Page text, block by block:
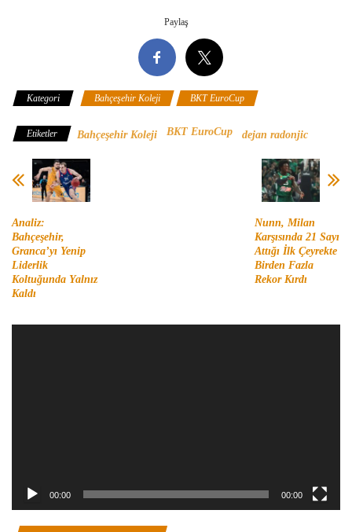
Paylaş
Kategori Bahçeşehir Koleji BKT EuroCup
Etiketler Bahçeşehir Koleji BKT EuroCup dejan radonjic
Analiz:
Bahçeşehir,
Granca’yı Yenip
Liderlik
Koltuğunda Yalnız
Kaldı
Nunn, Milan
Karşısında 21 Sayı
Attığı İlk Çeyrekte
Birden Fazla
Rekor Kırdı
00:00 00:00